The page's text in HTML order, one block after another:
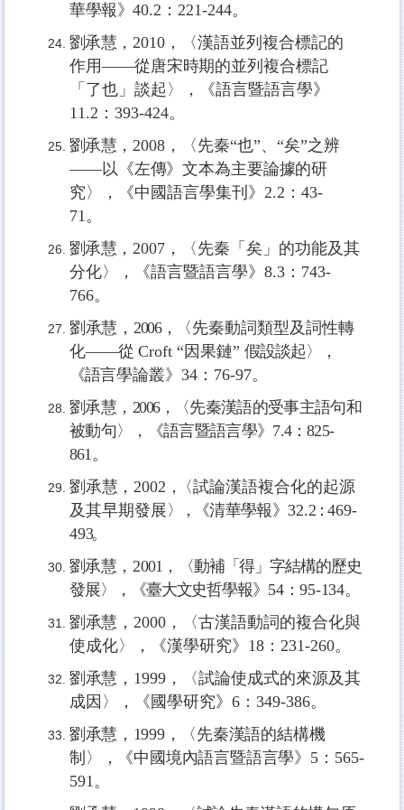
華學報》40.2 ：221-244。
劉承慧， 2010，
〈漢語並列複合標記的
作用——從唐宋時期的並列複合標記
「了也」談起〉，《語言暨語言學》
11.2 ： 393-424。
劉承慧， 2008， 〈先秦“也”、 “矣”之辨
——以《左傳》文本為主要論據的研
究〉，《中國語言學集刊》 2.2 ： 43-
71。
劉承慧， 2007，
〈先秦「矣」的功能及其
分化〉，《語言暨語言學》 8.3 ： 743-
766。
劉承慧 ，2006，
〈先秦動詞類型及詞性轉
化——從 Croft “因果鏈”假設談起〉，
《語言學論叢》 34 ： 76-97。
劉承慧 ， 2006，
〈先秦漢語的受事主語句和
被動句〉，《語言暨語言學》 7.4：825-
861。
劉承慧，2002 ， 〈試論漢語複合化的起源
及其早期發展 〉， 《清華學報》32.2： 469-
493。
劉承慧 ，2001，
〈動補「得」字結構的歷史
發展〉，《臺大文史哲學報》 54：95-134。
劉承慧， 2000，
〈古漢語動詞的複合化與
使成化〉，《漢學研究》 18 ： 231-260。
劉承慧， 1999，
〈試論使成式的來源及其
成因〉，《國學研究》 6 ： 349-386。
劉承慧 ， 1999，
〈先秦漢語的結構機
制〉，《中國境內語言暨語言學》 5 ： 565-
591。